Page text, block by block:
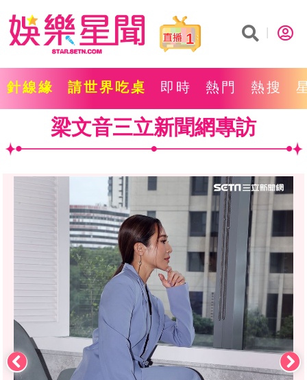
1
針線緣 請世界吃桌 即時 熱門 熱搜
梁文音三立新聞網專訪